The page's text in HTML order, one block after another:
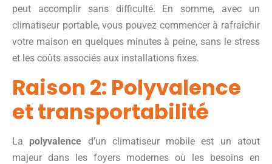
peut accomplir sans difficulté. En somme, avec un
climatiseur portable, vous pouvez commencer à rafraîchir
votre maison en quelques minutes à peine, sans le stress
et les coûts associés aux installations fixes.
Raison 2: Polyvalence
et transportabilité
La polyvalence d’un climatiseur mobile est un atout
majeur dans les foyers modernes où les besoins en